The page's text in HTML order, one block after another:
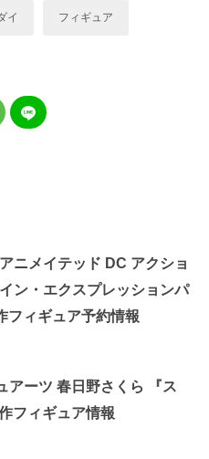
イ フィギュア
ニメイテッド DC アクショ
ン・エクスプレッションパ
フィギュア予約情報
アーツ 春日野さくら 『ス
フィギュア情報